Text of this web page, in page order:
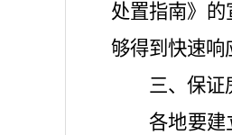
处置指南》
够得到快速响
三、保证
各地要建